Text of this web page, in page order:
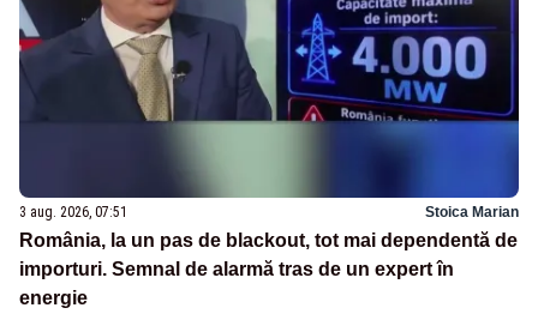
3 aug. 2026, 07:51 Stoica Marian
România, la un pas de blackout, tot mai dependentă de
importuri. Semnal de alarmă tras de un expert în
energie